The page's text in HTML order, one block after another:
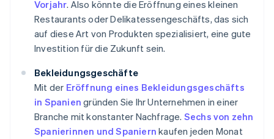
Vorjahr. Also könnte die Eröffnung eines kleinen
Restaurants oder Delikatessengeschäfts, das sich
auf diese Art von Produkten spezialisiert, eine gute
Investition für die Zukunft sein.
Bekleidungsgeschäfte
Mit der Eröffnung eines Bekleidungsgeschäfts
in Spanien gründen Sie Ihr Unternehmen in einer
Branche mit konstanter Nachfrage. Sechs von zehn
Spanierinnen und Spaniern kaufen jeden Monat